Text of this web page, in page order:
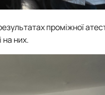
проміжної
на них.